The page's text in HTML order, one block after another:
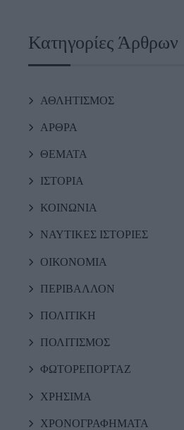
Κατηγορίες Άρθρων
ΑΘΛΗΤΙΣΜΟΣ
ΑΡΘΡΑ
ΘΕΜΑΤΑ
ΙΣΤΟΡΙΑ
ΚΟΙΝΩΝΙΑ
ΝΑΥΤΙΚΕΣ ΙΣΤΟΡΙΕΣ
ΟΙΚΟΝΟΜΙΑ
ΠΕΡΙΒΑΛΛΟΝ
ΠΟΛΙΤΙΚΗ
ΠΟΛΙΤΙΣΜΟΣ
ΦΩΤΟΡΕΠΟΡΤΑΖ
ΧΡΗΣΙΜΑ
ΧΡΟΝΟΓΡΑΦΗΜΑΤΑ